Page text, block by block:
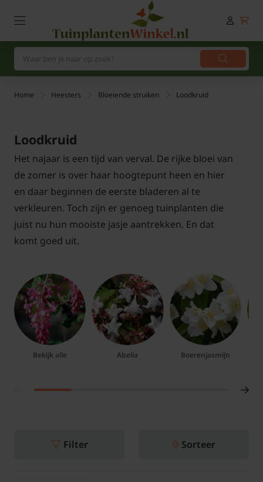
Home Heesters Bloeiende struiken Loodkruid
Loodkruid
Het najaar is een tijd van verval. De rijke bloei van
de zomer is over haar hoogtepunt heen en hier
en daar beginnen de eerste bladeren al te
verkleuren. Toch zijn er genoeg tuinplanten die
juist nu hun mooiste jasje aantrekken. En dat
komt goed uit.
Bekijk alle Abelia Boerenjasmijn
Filter Sorteer